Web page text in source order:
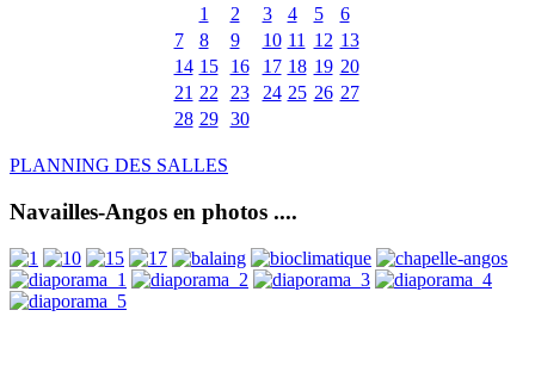
1
2 3 4 5
6
7
8 9 10 11 12 13
14 15 16 17 18 19 20
21 22 23 24 25 26 27
28 29 30
PLANNING DES SALLES
Navailles-Angos en photos ....